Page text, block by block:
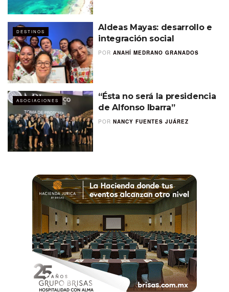
DESTINOS
Aldeas Mayas: desarrollo e
integración social
POR ANAHÍ MEDRANO GRANADOS
ASOCIACIONES
“Ésta no será la presidencia
de Alfonso Ibarra”
POR NANCY FUENTES JUÁREZ